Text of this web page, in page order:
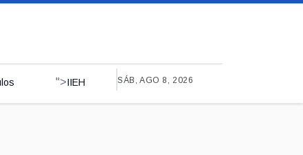
">IIEH SÁB, AGO 8, 2026